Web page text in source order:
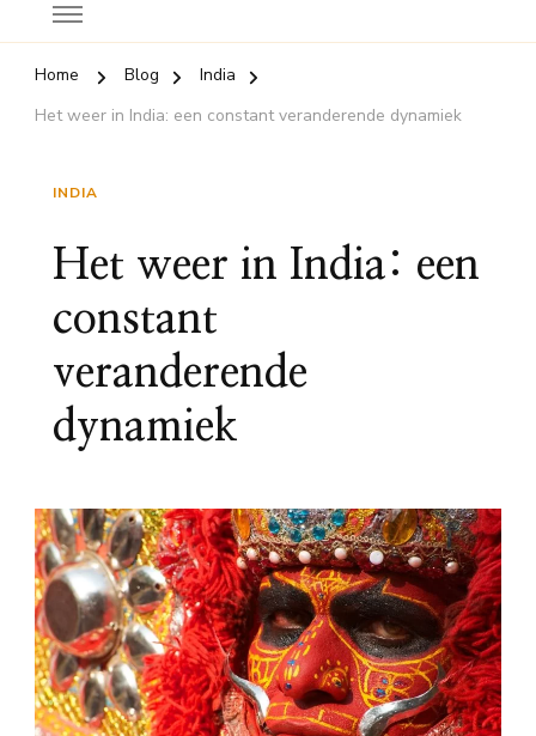
Home Blog
India
Het weer in India: een constant veranderende dynamiek
INDIA
Het weer in India: een
constant
veranderende
dynamiek